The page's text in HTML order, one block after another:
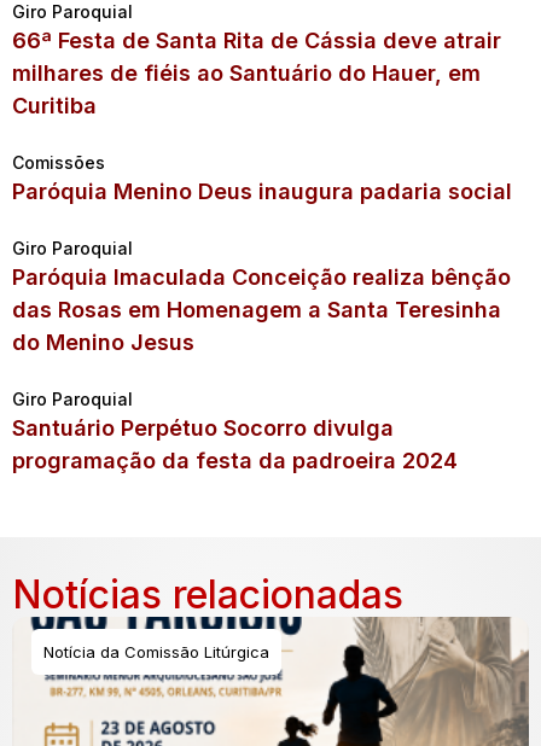
Giro Paroquial
66ª Festa de Santa Rita de Cássia deve atrair
milhares de fiéis ao Santuário do Hauer, em
Curitiba
Comissões
Paróquia Menino Deus inaugura padaria social
Giro Paroquial
Paróquia Imaculada Conceição realiza bênção
das Rosas em Homenagem a Santa Teresinha
do Menino Jesus
Giro Paroquial
Santuário Perpétuo Socorro divulga
programação da festa da padroeira 2024
Notícias relacionadas
Notícia da Comissão Litúrgica